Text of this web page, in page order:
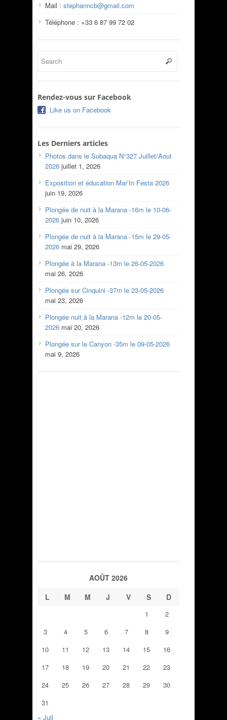
Mail : stephanncb@gmail.com
Téléphone : +33 6 87 99 72 02
Rendez-vous sur Facebook
Like us on Facebook
Les Derniers articles
Photos dans le Subaqua N°327 Juillet/Aout
2026 juillet 1, 2026
Exposition et éducation Mar’In Festa 2026
juin 19, 2026
Plongée de nuit à la Marana -16m le 10-06-
2026 juin 10, 2026
Plongée de nuit à la Marana -15m le 29-05-
2026 mai 29, 2026
Plongée à la Marana -13m le 26-05-2026
mai 26, 2026
Plongée sur Cinquini -37m le 23-05-2026
mai 23, 2026
Plongée nuit à la Marana -12m le 20-05-
2026 mai 20, 2026
Plongée sur le Canyon -35m le 09-05-2026
mai 9, 2026
AOÛT 2026
L
M M J V S D
1
2
3
4 5 6 7 8
9
10
11 12 13 14 15
16
17
18 19 20 21 22
23
24
25 26 27 28 29
30
31
« Juil